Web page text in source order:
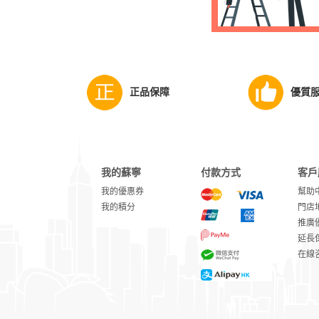
正品保障 優質
我的蘇寧
我的優惠券
我的積分
付款方式 客
幫助
門店
推廣
延長
在線